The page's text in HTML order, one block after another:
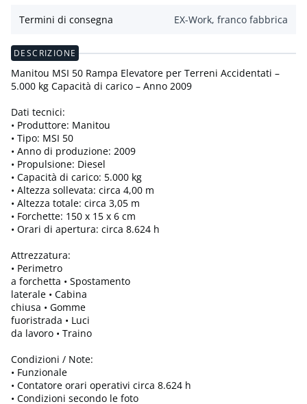
Termini di consegna EX-Work, franco fabbrica
DESCRIZIONE
Manitou MSI 50 Rampa Elevatore per Terreni Accidentati –
5.000 kg Capacità di carico – Anno 2009
Dati tecnici:
• Produttore: Manitou
• Tipo: MSI 50
• Anno di produzione: 2009
• Propulsione: Diesel
• Capacità di carico: 5.000 kg
• Altezza sollevata: circa 4,00 m
• Altezza totale: circa 3,05 m
• Forchette: 150 x 15 x 6 cm
• Orari di apertura: circa 8.624 h
Attrezzatura:
• Perimetro
a forchetta • Spostamento
laterale • Cabina
chiusa • Gomme
fuoristrada • Luci
da lavoro • Traino
Condizioni / Note:
• Funzionale
• Contatore orari operativi circa 8.624 h
• Condizioni secondo le foto